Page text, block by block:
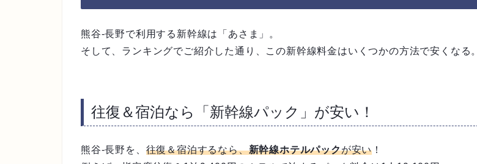
熊谷-長野で利用する新幹線は「あさま」。
そして、ランキングでご紹介した通り、この新幹線料金はいくつかの方法で安くなる。
往復＆宿泊なら「新幹線パック」が安い！
熊谷-長野を、 往復＆宿泊するなら、新幹線ホテルパックが安い ！